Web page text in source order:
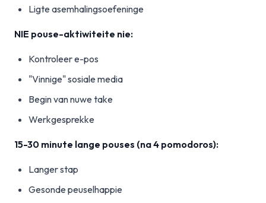
Ligte asemhalingsoefeninge
NIE pouse-aktiwiteite nie:
Kontroleer e-pos
"Vinnige" sosiale media
Begin van nuwe take
Werkgesprekke
15-30 minute lange pouses (na 4 pomodoros):
Langer stap
Gesonde peuselhappie